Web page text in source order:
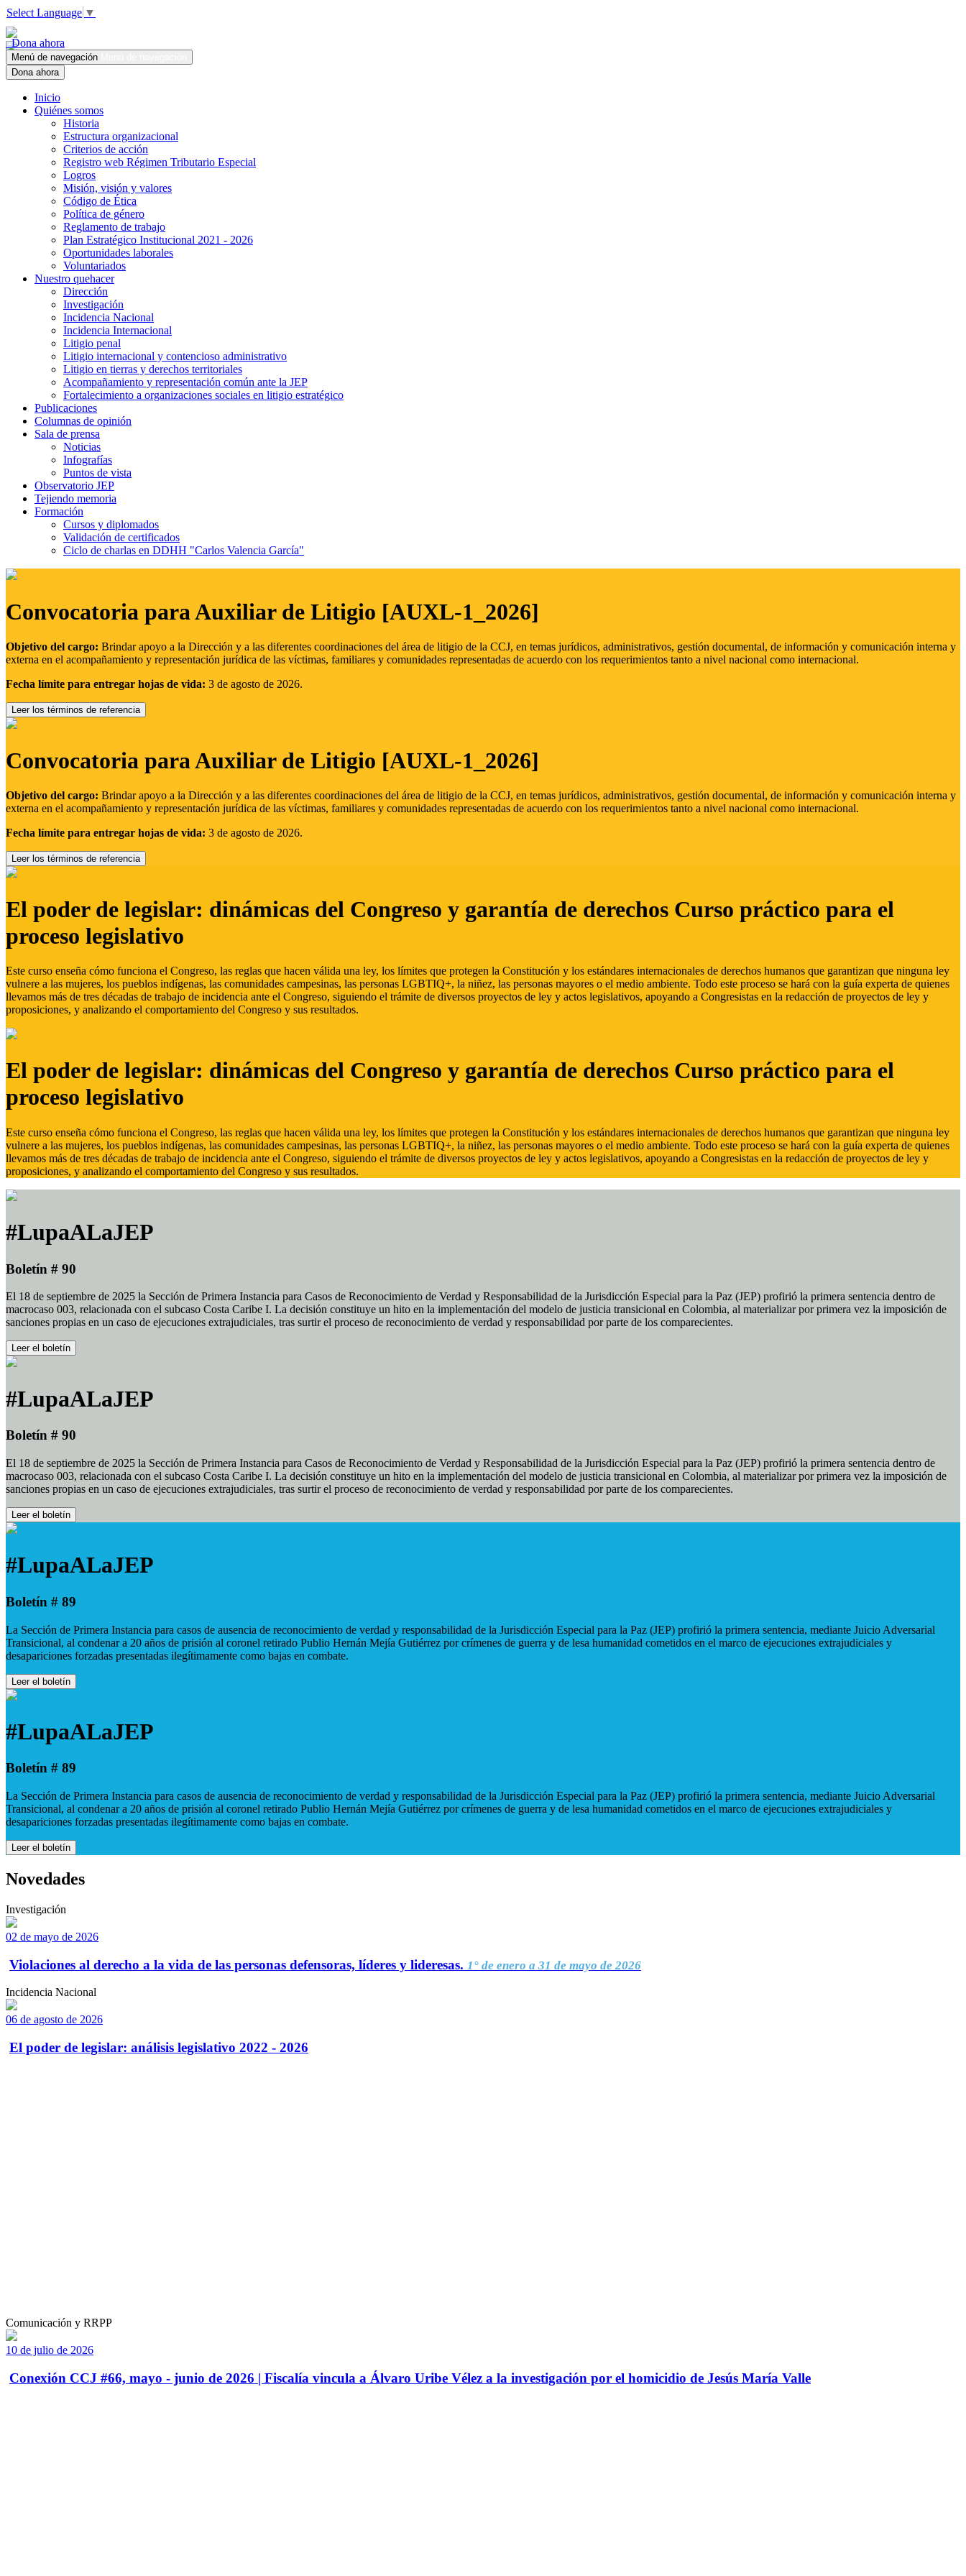
Select Language ▼
Dona ahora
Menú de navegación
Dona ahora
Inicio
Quiénes somos
Historia
Estructura organizacional
Criterios de acción
Registro web Régimen Tributario Especial
Logros
Misión, visión y valores
Código de Ética
Política de género
Reglamento de trabajo
Plan Estratégico Institucional 2021 - 2026
Oportunidades laborales
Voluntariados
Nuestro quehacer
Dirección
Investigación
Incidencia Nacional
Incidencia Internacional
Litigio penal
Litigio internacional y contencioso administrativo
Litigio en tierras y derechos territoriales
Acompañamiento y representación común ante la JEP
Fortalecimiento a organizaciones sociales en litigio estratégico
Publicaciones
Columnas de opinión
Sala de prensa
Noticias
Infografías
Puntos de vista
Observatorio JEP
Tejiendo memoria
Formación
Cursos y diplomados
Validación de certificados
Ciclo de charlas en DDHH "Carlos Valencia García"
Convocatoria para Auxiliar de Litigio [AUXL-1_2026]
Objetivo del cargo: Brindar apoyo a la Dirección y a las diferentes coordinaciones del área de litigio de la CCJ, en temas jurídicos, administrativos, gestión documental, de información y comunicación interna y
externa en el acompañamiento y representación jurídica de las víctimas, familiares y comunidades representadas de acuerdo con los requerimientos tanto a nivel nacional como internacional.
Fecha límite para entregar hojas de vida: 3 de agosto de 2026.
Leer los términos de referencia
Convocatoria para Auxiliar de Litigio [AUXL-1_2026]
Objetivo del cargo: Brindar apoyo a la Dirección y a las diferentes coordinaciones del área de litigio de la CCJ, en temas jurídicos, administrativos, gestión documental, de información y comunicación interna y
externa en el acompañamiento y representación jurídica de las víctimas, familiares y comunidades representadas de acuerdo con los requerimientos tanto a nivel nacional como internacional.
Fecha límite para entregar hojas de vida: 3 de agosto de 2026.
Leer los términos de referencia
El poder de legislar: dinámicas del Congreso y garantía de derechos Curso práctico para el
proceso legislativo
Este curso enseña cómo funciona el Congreso, las reglas que hacen válida una ley, los límites que protegen la Constitución y los estándares internacionales de derechos humanos que garantizan que ninguna ley
vulnere a las mujeres, los pueblos indígenas, las comunidades campesinas, las personas LGBTIQ+, la niñez, las personas mayores o el medio ambiente. Todo este proceso se hará con la guía experta de quienes
llevamos más de tres décadas de trabajo de incidencia ante el Congreso, siguiendo el trámite de diversos proyectos de ley y actos legislativos, apoyando a Congresistas en la redacción de proyectos de ley y
proposiciones, y analizando el comportamiento del Congreso y sus resultados.
El poder de legislar: dinámicas del Congreso y garantía de derechos Curso práctico para el
proceso legislativo
Este curso enseña cómo funciona el Congreso, las reglas que hacen válida una ley, los límites que protegen la Constitución y los estándares internacionales de derechos humanos que garantizan que ninguna ley
vulnere a las mujeres, los pueblos indígenas, las comunidades campesinas, las personas LGBTIQ+, la niñez, las personas mayores o el medio ambiente. Todo este proceso se hará con la guía experta de quienes
llevamos más de tres décadas de trabajo de incidencia ante el Congreso, siguiendo el trámite de diversos proyectos de ley y actos legislativos, apoyando a Congresistas en la redacción de proyectos de ley y
proposiciones, y analizando el comportamiento del Congreso y sus resultados.
#LupaALaJEP
Boletín # 90
El 18 de septiembre de 2025 la Sección de Primera Instancia para Casos de Reconocimiento de Verdad y Responsabilidad de la Jurisdicción Especial para la Paz (JEP) profirió la primera sentencia dentro de
macrocaso 003, relacionada con el subcaso Costa Caribe I. La decisión constituye un hito en la implementación del modelo de justicia transicional en Colombia, al materializar por primera vez la imposición de
sanciones propias en un caso de ejecuciones extrajudiciales, tras surtir el proceso de reconocimiento de verdad y responsabilidad por parte de los comparecientes.
Leer el boletín
#LupaALaJEP
Boletín # 90
El 18 de septiembre de 2025 la Sección de Primera Instancia para Casos de Reconocimiento de Verdad y Responsabilidad de la Jurisdicción Especial para la Paz (JEP) profirió la primera sentencia dentro de
macrocaso 003, relacionada con el subcaso Costa Caribe I. La decisión constituye un hito en la implementación del modelo de justicia transicional en Colombia, al materializar por primera vez la imposición de
sanciones propias en un caso de ejecuciones extrajudiciales, tras surtir el proceso de reconocimiento de verdad y responsabilidad por parte de los comparecientes.
Leer el boletín
#LupaALaJEP
Boletín # 89
La Sección de Primera Instancia para casos de ausencia de reconocimiento de verdad y responsabilidad de la Jurisdicción Especial para la Paz (JEP) profirió la primera sentencia, mediante Juicio Adversarial
Transicional, al condenar a 20 años de prisión al coronel retirado Publio Hernán Mejía Gutiérrez por crímenes de guerra y de lesa humanidad cometidos en el marco de ejecuciones extrajudiciales y
desapariciones forzadas presentadas ilegítimamente como bajas en combate.
Leer el boletín
#LupaALaJEP
Boletín # 89
La Sección de Primera Instancia para casos de ausencia de reconocimiento de verdad y responsabilidad de la Jurisdicción Especial para la Paz (JEP) profirió la primera sentencia, mediante Juicio Adversarial
Transicional, al condenar a 20 años de prisión al coronel retirado Publio Hernán Mejía Gutiérrez por crímenes de guerra y de lesa humanidad cometidos en el marco de ejecuciones extrajudiciales y
desapariciones forzadas presentadas ilegítimamente como bajas en combate.
Leer el boletín
Novedades
Investigación
02 de mayo de 2026
Violaciones al derecho a la vida de las personas defensoras, líderes y lideresas. 1° de enero a 31 de mayo de 2026
Incidencia Nacional
06 de agosto de 2026
El poder de legislar: análisis legislativo 2022 - 2026
Comunicación y RRPP
10 de julio de 2026
Conexión CCJ #66, mayo - junio de 2026 | Fiscalía vincula a Álvaro Uribe Vélez a la investigación por el homicidio de Jesús María Valle